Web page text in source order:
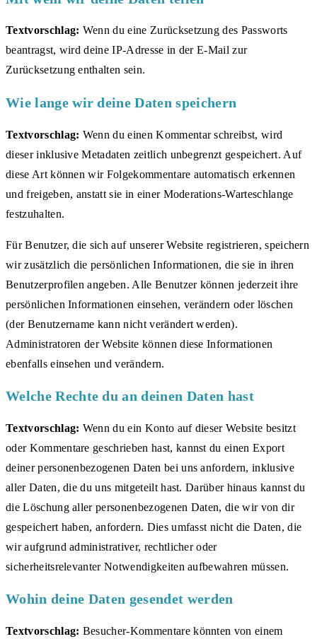
Textvorschlag: Wenn du eine Zurücksetzung des Passworts
beantragst, wird deine IP-Adresse in der E-Mail zur
Zurücksetzung enthalten sein.
Wie lange wir deine Daten speichern
Textvorschlag: Wenn du einen Kommentar schreibst, wird
dieser inklusive Metadaten zeitlich unbegrenzt gespeichert. Auf
diese Art können wir Folgekommentare automatisch erkennen
und freigeben, anstatt sie in einer Moderations-Warteschlange
festzuhalten.
Für Benutzer, die sich auf unserer Website registrieren, speichern
wir zusätzlich die persönlichen Informationen, die sie in ihren
Benutzerprofilen angeben. Alle Benutzer können jederzeit ihre
persönlichen Informationen einsehen, verändern oder löschen
(der Benutzername kann nicht verändert werden).
Administratoren der Website können diese Informationen
ebenfalls einsehen und verändern.
Welche Rechte du an deinen Daten hast
Textvorschlag: Wenn du ein Konto auf dieser Website besitzt
oder Kommentare geschrieben hast, kannst du einen Export
deiner personenbezogenen Daten bei uns anfordern, inklusive
aller Daten, die du uns mitgeteilt hast. Darüber hinaus kannst du
die Löschung aller personenbezogenen Daten, die wir von dir
gespeichert haben, anfordern. Dies umfasst nicht die Daten, die
wir aufgrund administrativer, rechtlicher oder
sicherheitsrelevanter Notwendigkeiten aufbewahren müssen.
Wohin deine Daten gesendet werden
Textvorschlag: Besucher-Kommentare könnten von einem